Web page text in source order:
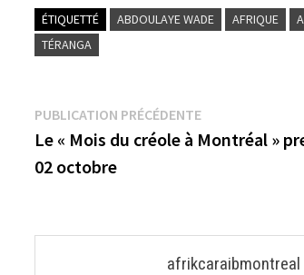
ÉTIQUETTÉ ABDOULAYE WADE AFRIQUE
TÉRANGA
Navigation
de
PUBLICATION PRÉCÉDENTEPublication
précédente :
Le « Mois du créole à Montréal »
02 octobre
afrikcaraibmontreal